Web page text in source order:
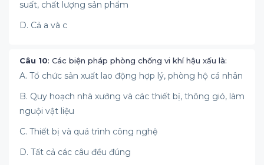
suất, chất lượng sản phẩm
D. Cả a và c
Câu 10: Các biện pháp phòng chống vi khí hậu xấu là:
A. Tổ chức sản xuất lao động hợp lý, phòng hộ cá nhân
B. Quy hoạch nhà xưởng và các thiết bị, thông gió, làm
nguội vật liệu
C. Thiết bị và quá trình công nghệ
D. Tất cả các câu đều đúng